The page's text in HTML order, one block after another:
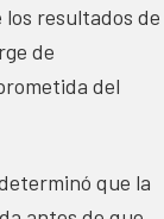
resultados de
de
del
que la